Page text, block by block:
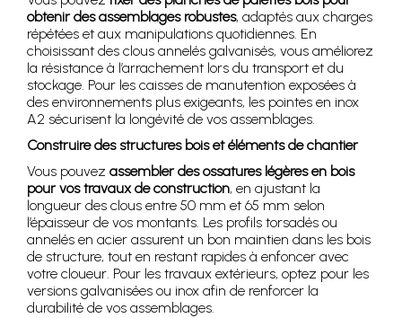
obtenir des assemblages robustes, adaptés aux charges
répétées et aux manipulations quotidiennes. En
choisissant des clous annelés galvanisés, vous améliorez
la résistance à l’arrachement lors du transport et du
stockage. Pour les caisses de manutention exposées à
des environnements plus exigeants, les pointes en inox
A2 sécurisent la longévité de vos assemblages.
Construire des structures bois et éléments de chantier
Vous pouvez assembler des ossatures légères en bois
pour vos travaux de construction, en ajustant la
longueur des clous entre 50 mm et 65 mm selon
l’épaisseur de vos montants. Les profils torsadés ou
annelés en acier assurent un bon maintien dans les bois
de structure, tout en restant rapides à enfoncer avec
votre cloueur. Pour les travaux extérieurs, optez pour les
versions galvanisées ou inox afin de renforcer la
durabilité de vos assemblages.